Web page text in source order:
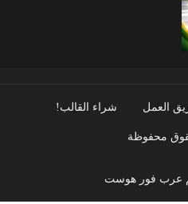
العمل شراء القالب!
محفوظة
عرب فور هوست